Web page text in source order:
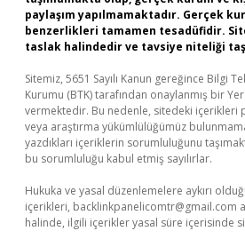
paylaşım yapılmamaktadır. Gerçek
benzerlikleri tamamen tesadüfidir.
taslak halindedir ve tavsiye niteliği
Sitemiz, 5651 Sayılı Kanun gereğince Bilgi
Kurumu (BTK) tarafından onaylanmış bir
vermektedir. Bu nedenle, sitedeki içerikleri
veya araştırma yükümlülüğümüz
yazdıkları içeriklerin sorumluluğunu
bu sorumluluğu kabul etmiş sayılırlar.
Hukuka ve yasal düzenlemelere aykırı
içerikleri, backlinkpanelicomtr@gmail.com
halinde, ilgili içerikler yasal süre içerisinde